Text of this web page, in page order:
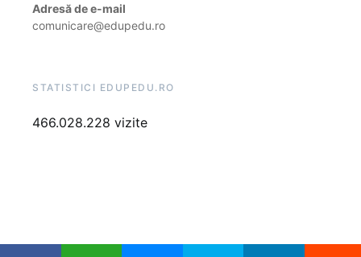
Adresă de e-mail
comunicare@edupedu.ro
STATISTICI EDUPEDU.RO
466.028.228 vizite